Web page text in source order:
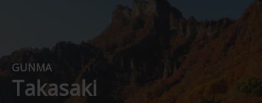
GUNMA
Takasaki